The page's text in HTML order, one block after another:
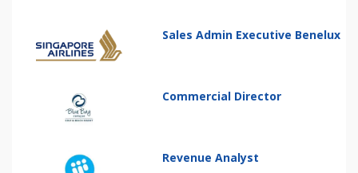
Sales Admin Executive Benelux
Commercial Director
Revenue Analyst